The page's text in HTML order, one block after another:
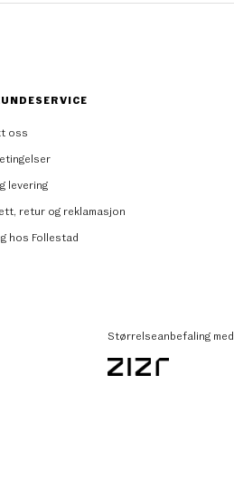
oss
levering
retur og reklamasjon
hos Follestad
Størrelseanbefaling med